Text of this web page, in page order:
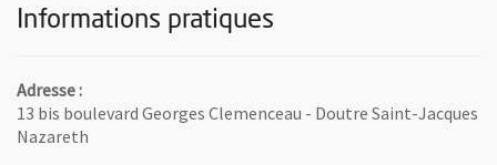
Informations pratiques
Adresse :
13 bis boulevard Georges Clemenceau - Doutre Saint-Jacques
Nazareth